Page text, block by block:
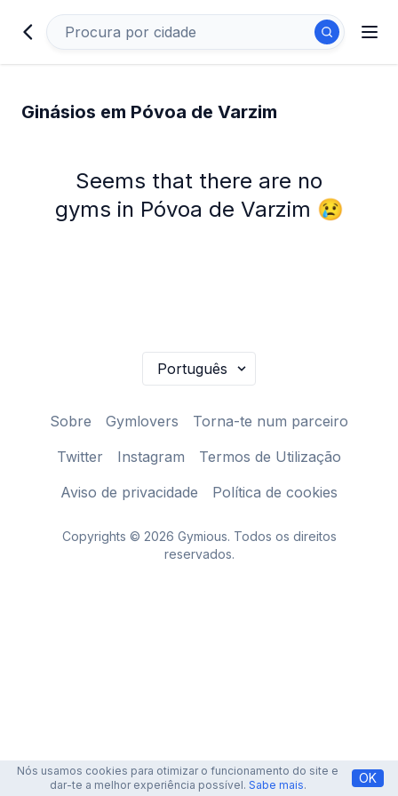
Ginásios em Póvoa de Varzim
Seems that there are no
gyms in Póvoa de Varzim 😢
Sobre Gymlovers
Torna-te num parceiro
Twitter
Instagram
Termos de Utilização
Aviso de privacidade
Política de cookies
Copyrights © 2026 Gymious. Todos os direitos
reservados.
Nós usamos cookies para otimizar o funcionamento do site e
dar-te a melhor experiência possível. Sabe mais. OK